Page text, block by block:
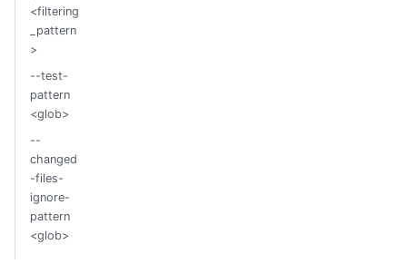
<filtering
_pattern
>
--test-
pattern
<glob>
--
changed
-files-
ignore-
pattern
<glob>